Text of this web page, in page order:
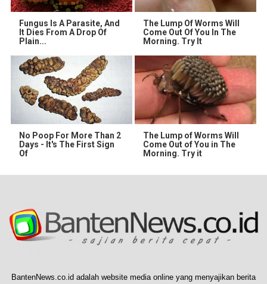
Fungus Is A Parasite, And
It Dies From A Drop Of
Plain...
The Lump Of Worms Will
Come Out Of You In The
Morning. Try It
No Poop For More Than 2
Days - It's The First Sign
Of
The Lump of Worms Will
Come Out of You in The
Morning. Try it
BantenNews.co.id adalah website media online yang menyajikan berita